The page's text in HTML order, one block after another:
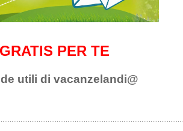
GRATIS PER TE
utili di vacanzelandi@